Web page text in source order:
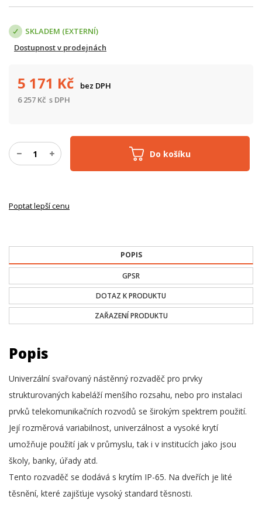
SKLADEM (EXTERNÍ)
Dostupnost v prodejnách
Do košíku
5 171 Kč
bez DPH
6 257 Kč s DPH
Poptat lepší cenu
POPIS
GPSR
DOTAZ K PRODUKTU
ZAŘAZENÍ PRODUKTU
Popis
Univerzální svařovaný nástěnný rozvaděč pro prvky
strukturovaných kabeláží menšího rozsahu, nebo pro instalaci
prvků telekomunikačních rozvodů se širokým spektrem použití.
Její rozměrová variabilnost, univerzálnost a vysoké krytí
umožňuje použití jak v průmyslu, tak i v institucích jako jsou
školy, banky, úřady atd.
Tento rozvaděč se dodává s krytím IP-65. Na dveřích je lité
těsnění, které zajišťuje vysoký standard těsnosti.